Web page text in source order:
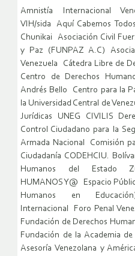
Amnistía Internacional
VIH/sida Aquí Cabemos
Chunikai Asociación Civil
y Paz (FUNPAZ A.C)
Venezuela Cátedra Libre de
Centro de Derechos
Andrés Bello Centro para la
la Universidad Central de
Jurídicas UNEG CIVILIS
Control Ciudadano para la
Armada Nacional Comisión
Ciudadanía CODEHCIU.
Humanos del Estado
HUMANOS Y@ Espacio
Humanos en
Internacional Foro Penal
Fundación de Derechos
Fundación de la Academia
Asesoría Venezolana y